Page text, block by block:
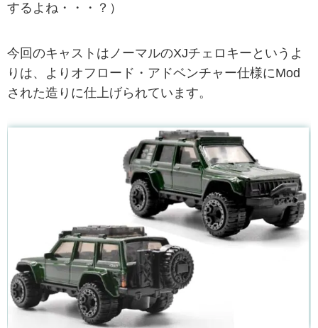
するよね・・・？）
今回のキャストはノーマルのXJチェロキーというよ
りは、よりオフロード・アドベンチャー仕様にMod
された造りに仕上げられています。